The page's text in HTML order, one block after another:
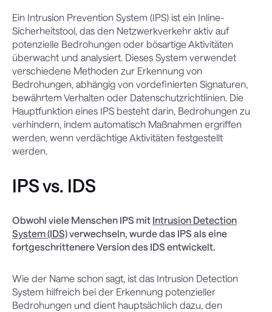
Ein Intrusion Prevention System (IPS) ist ein Inline-
Sicherheitstool, das den Netzwerkverkehr aktiv auf
potenzielle Bedrohungen oder bösartige Aktivitäten
überwacht und analysiert. Dieses System verwendet
verschiedene Methoden zur Erkennung von
Bedrohungen, abhängig von vordefinierten Signaturen,
bewährtem Verhalten oder Datenschutzrichtlinien. Die
Hauptfunktion eines IPS besteht darin, Bedrohungen zu
verhindern, indem automatisch Maßnahmen ergriffen
werden, wenn verdächtige Aktivitäten festgestellt
werden.
IPS vs. IDS
Obwohl viele Menschen IPS mit Intrusion Detection
System (IDS)verwechseln, wurde das IPS als eine
fortgeschrittenere Version des IDS entwickelt.
Wie der Name schon sagt, ist das Intrusion Detection
System hilfreich bei der Erkennung potenzieller
Bedrohungen und dient hauptsächlich dazu, den